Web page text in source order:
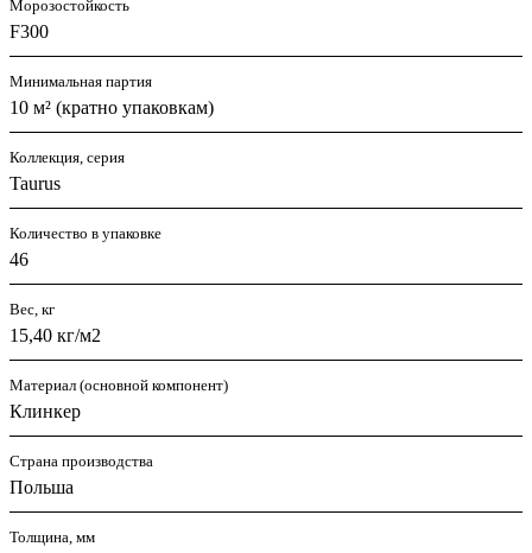
Морозостойкость
F300
Минимальная партия
10 м² (кратно упаковкам)
Коллекция, серия
Taurus
Количество в упаковке
46
Вес, кг
15,40 кг/м2
Материал (основной компонент)
Клинкер
Страна производства
Польша
Толщина, мм